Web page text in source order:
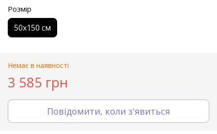
Розмір
50х150 см
Немає в наявності
3 585 грн
Повідомити, коли з'явиться